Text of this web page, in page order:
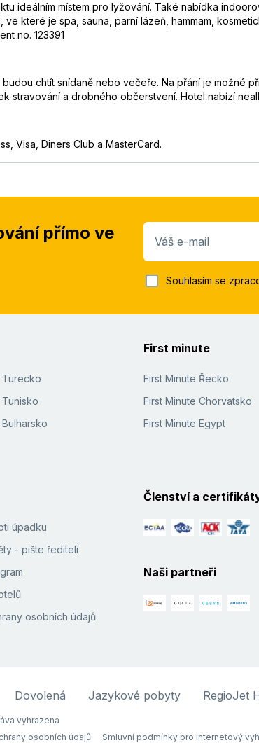
ideálním místem pro lyžování. Také nabídka
které je spa, sauna, parní lázeň, hammam,
no. 123391
chtít snídaně nebo večeře. Na přání je možné
stravování a drobného občerstvení. Hotel nabízí
Visa, Diners Club a MasterCard.
přímo ve
Váš e-mail
Souhlasím se
Turecko
First minute
First Minute Řecko
First Minute Chorvatsko
First Minute Egypt
úpadku
- pište řediteli
osobních údajů
Členství a
Naši partneři
Dovolená Jazykové pobyty RegioJet
vyhrazena
osobních údajů Smluvní podmínky pro internetový